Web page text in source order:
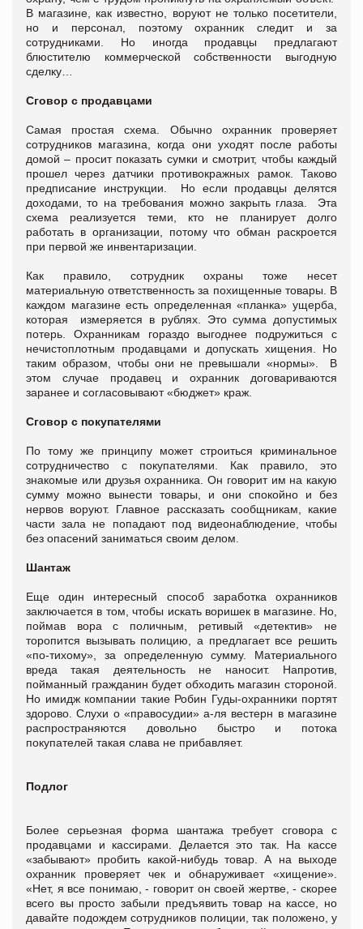
В магазине, как известно, воруют не только посетители,
но и персонал, поэтому охранник следит и за
сотрудниками. Но иногда продавцы предлагают
блюстителю коммерческой собственности выгодную
сделку…
Сговор с продавцами
Самая простая схема. Обычно охранник проверяет
сотрудников магазина, когда они уходят после работы
домой – просит показать сумки и смотрит, чтобы каждый
прошел через датчики противокражных рамок. Таково
предписание инструкции. Но если продавцы делятся
доходами, то на требования можно закрыть глаза. Эта
схема реализуется теми, кто не планирует долго
работать в организации, потому что обман раскроется
при первой же инвентаризации.
Как правило, сотрудник охраны тоже несет
материальную ответственность за похищенные товары. В
каждом магазине есть определенная «планка» ущерба,
которая измеряется в рублях. Это сумма допустимых
потерь. Охранникам гораздо выгоднее подружиться с
нечистоплотным продавцами и допускать хищения. Но
таким образом, чтобы они не превышали «нормы». В
этом случае продавец и охранник договариваются
заранее и согласовывают «бюджет» краж.
Сговор с покупателями
По тому же принципу может строиться криминальное
сотрудничество с покупателями. Как правило, это
знакомые или друзья охранника. Он говорит им на какую
сумму можно вынести товары, и они спокойно и без
нервов воруют. Главное рассказать сообщникам, какие
части зала не попадают под видеонаблюдение, чтобы
без опасений заниматься своим делом.
Шантаж
Еще один интересный способ заработка охранников
заключается в том, чтобы искать воришек в магазине. Но,
поймав вора с поличным, ретивый «детектив» не
торопится вызывать полицию, а предлагает все решить
«по-тихому», за определенную сумму. Материального
вреда такая деятельность не наносит. Напротив,
пойманный гражданин будет обходить магазин стороной.
Но имидж компании такие Робин Гуды-охранники портят
здорово. Слухи о «правосудии» а-ля вестерн в магазине
распространяются довольно быстро и потока
покупателей такая слава не прибавляет.
Подлог
Более серьезная форма шантажа требует сговора с
продавцами и кассирами. Делается это так. На кассе
«забывают» пробить какой-нибудь товар. А на выходе
охранник проверяет чек и обнаруживает «хищение».
«Нет, я все понимаю, - говорит он своей жертве, - скорее
всего вы просто забыли предъявить товар на кассе, но
давайте подождем сотрудников полиции, так положено, у